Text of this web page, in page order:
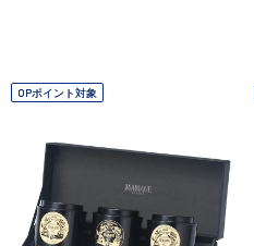
OPポイント対象